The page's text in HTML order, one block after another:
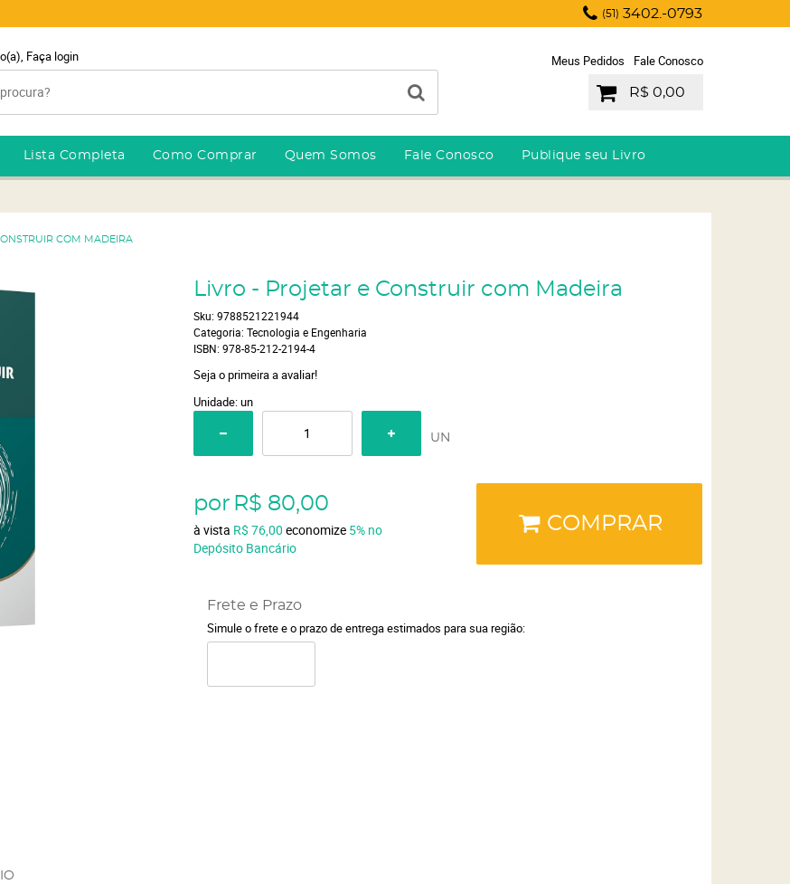
(51) 3402.-0793
Faça login Meus Pedidos Fale Conosco
R$ 0,00
Lista Completa Como Comprar Quem Somos Fale Conosco Publique seu Livro
COM MADEIRA
Livro - Projetar e Construir com Madeira
Sku: 9788521221944
Categoria: Tecnologia e Engenharia
ISBN: 978-85-212-2194-4
Seja o primeira a avaliar!
Unidade: un
UN
por R$ 80,00
à vista R$ 76,00 economize 5% no
Depósito Bancário
COMPRAR
Frete e Prazo
Simule o frete e o prazo de entrega estimados para sua região: